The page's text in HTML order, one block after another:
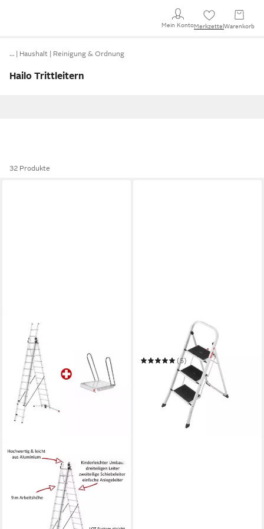
Mein KontoMerkzettel Warenkorb
… Haushalt Reinigung & Ordnung
Hailo Trittleitern
32 Produkte
Trittleiter HobbyStep
Klapptritt aus Stahl, weisse
Trittleiter mit 3 Stufen, klein
(5)
UVP 49,99 €
in 2-3 Werktagen bei dir